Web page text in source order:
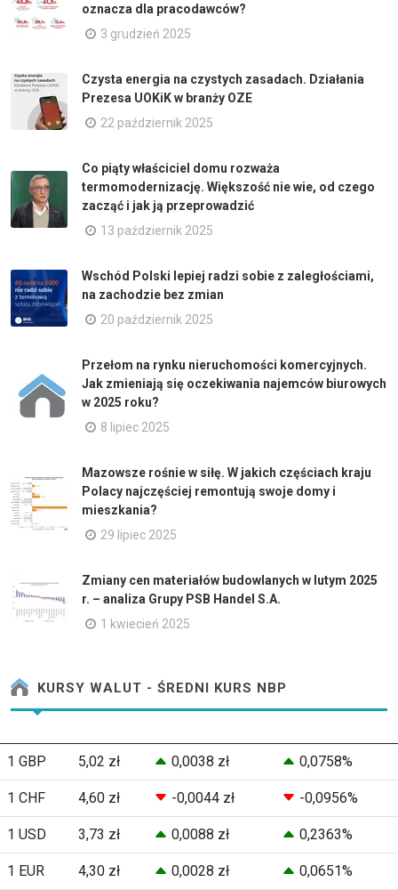
oznacza dla pracodawców?
3 grudzień 2025
Czysta energia na czystych zasadach. Działania
Prezesa UOKiK w branży OZE
22 październik 2025
Co piąty właściciel domu rozważa
termomodernizację. Większość nie wie, od czego
zacząć i jak ją przeprowadzić
13 październik 2025
Wschód Polski lepiej radzi sobie z zaległościami,
na zachodzie bez zmian
20 październik 2025
Przełom na rynku nieruchomości komercyjnych.
Jak zmieniają się oczekiwania najemców biurowych
w 2025 roku?
8 lipiec 2025
Mazowsze rośnie w siłę. W jakich częściach kraju
Polacy najczęściej remontują swoje domy i
mieszkania?
29 lipiec 2025
Zmiany cen materiałów budowlanych w lutym 2025
r. – analiza Grupy PSB Handel S.A.
1 kwiecień 2025
KURSY WALUT - ŚREDNI KURS NBP
1 GBP 5,02 zł 0,0038 zł 0,0758%
1 CHF 4,60 zł -0,0044 zł -0,0956%
1 USD 3,73 zł 0,0088 zł 0,2363%
1 EUR 4,30 zł 0,0028 zł 0,0651%